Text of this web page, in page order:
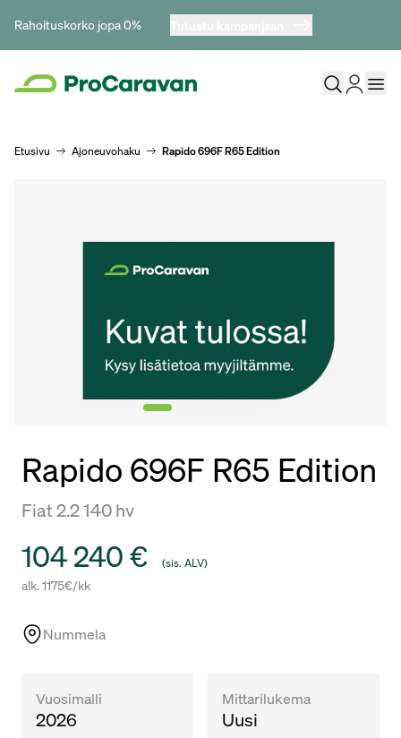
Rahoituskorko jopa 0%
Etusivu Ajoneuvohaku Rapido 696F R65 Edition
Rapido 696F R65 Edition
Fiat 2.2 140 hv
Hinta
104 240 € (sis. ALV)
alk. 1175€/kk
Nummela
Vuosimalli
2026
Mittarilukema
Uusi